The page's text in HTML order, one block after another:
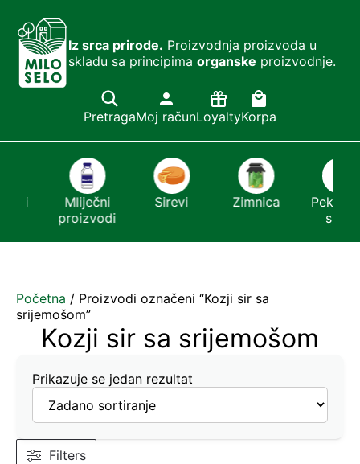
Iz srca prirode. Proizvodnja proizvoda u
skladu sa principima organske proizvodnje.
PretragaMoj računLoyaltyKorpa
Mliječni
proizvodi
Sirevi Zimnica
Pekmezi
sirće
Početna / Proizvodi označeni “Kozji sir sa
srijemošom”
Kozji sir sa srijemošom
Prikazuje se jedan rezultat
Filters